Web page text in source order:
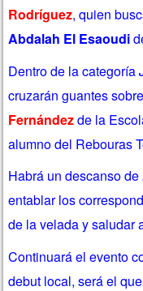
Rodríguez, quien
Abdalah El Esaoudi
Dentro de la categoría
cruzarán guantes
Fernándezde la
alumno del Rebouras
Habrá un descanso
entablar los
de la velada y saludar
Continuará el evento
debut local, será el